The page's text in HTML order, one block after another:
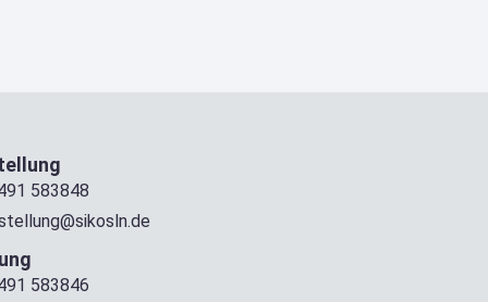
583848
583846